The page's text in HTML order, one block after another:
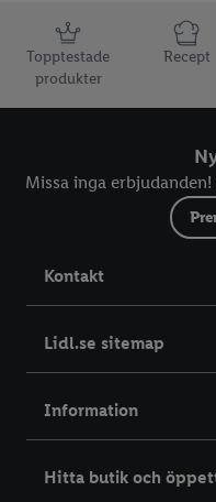
Information
Topptestade
produkter
Recept
Missa inga
Kontakt
Lidl.se sitemap
Information
Hitta butik och